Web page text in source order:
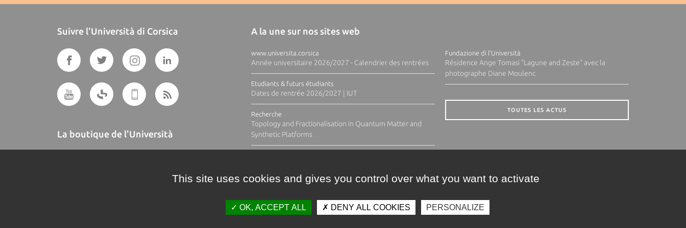
Suivre l'Università di Corsica
La boutique de l'Università
A la une sur nos sites web
www.universita.corsica
Année universitaire 2026/2027 - Calendrier des rentrées
Etudiants & futurs étudiants
Dates de rentrée 2026/2027 | IUT
Recherche
Topology and Fractionalisation in Quantum Matter and
Synthetic Platforms
Fundazione di l'Università
Résidence Ange Tomasi "Lagune and Zeste" avec la
photographe Diane Moulenc
TOUTES LES ACTUS
This site uses cookies and gives you control over what you want to activate
OK, ACCEPT ALL DENY ALL COOKIES PERSONALIZE